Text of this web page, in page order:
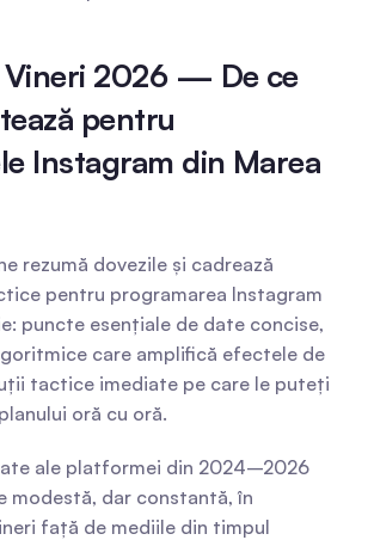
Vineri 2026 — De ce
pentru
Instagram din Marea
rezumă dovezile și cadrează
pentru programarea Instagram
puncte esențiale de date concise,
care amplifică efectele de
tactice imediate pe care le puteți
oră cu oră.
ale platformei din 2024–2026
modestă, dar constantă, în
față de mediile din timpul